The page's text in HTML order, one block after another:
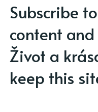
Subscribe
content
Život a
keep this